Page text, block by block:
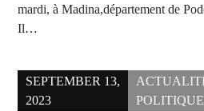
mardi, à Madina,département de
Il…
SEPTEMBER 13,
2023
POLITIQUE